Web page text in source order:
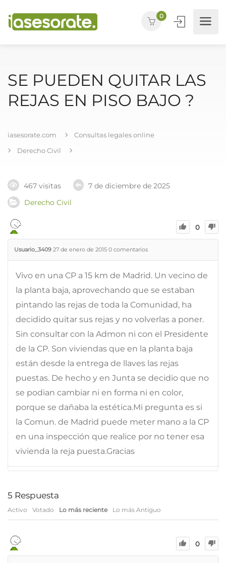
0
SE PUEDEN QUITAR LAS
REJAS EN PISO BAJO ?
iasesorate.com
Consultas legales online
Derecho Civil
467 visitas
7 de diciembre de 2025
Derecho Civil
0
Usuario_3409 27 de enero de 2015 0 comentarios
Vivo en una CP a 15 km de Madrid. Un vecino de
la planta baja, aprovechando que se estaban
pintando las rejas de toda la Comunidad, ha
decidido quitar sus rejas y no volverlas a poner.
Sin consultar con la Admon ni con el Presidente
de la CP. Son viviendas que en la planta baja
están desde la entrega de llaves las rejas
puestas. De hecho y en Junta se decidio que no
se podian cambiar ni en forma ni en color,
porque se dañaba la estética.Mi pregunta es si
la Comun. de Madrid puede meter mano a la CP
en una inspección que realice por no tener esa
vivienda la reja puesta.Gracias
5 Respuesta
Activo Votado Lo más reciente Lo más Antiguo
0